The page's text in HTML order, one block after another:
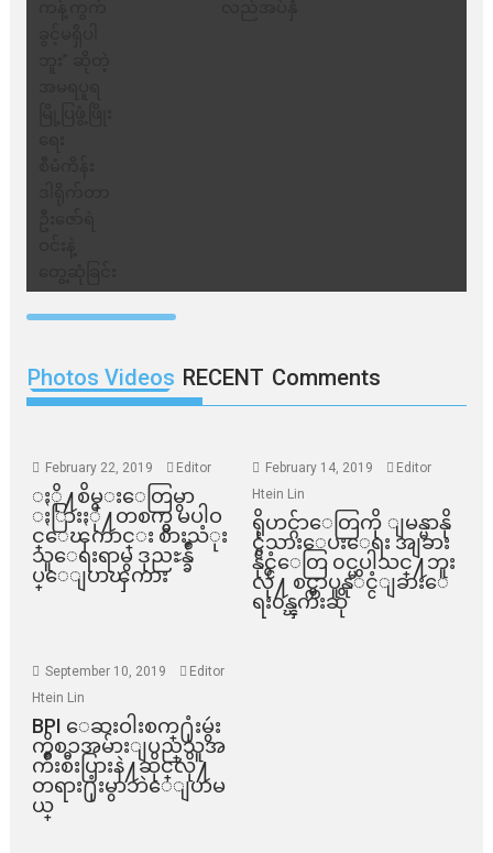
Photos Videos RECENT Comments
February 22, 2019 Editor
ႏို႔စိမ္းေတြမွာ
ႏြားႏို႔တစက္မွ မပါဝ
င္ေၾကာင္း စားသံုး
သူေရးရာမွ ဒုညႊန္ခ်ဳ
ပ္ေျပာၾကား
February 14, 2019
Editor
Htein Lin
ရိုဟင္ဂ်ာေတြကို ျမန္မာနို
င္ငံသားေပးေရး အျခား
နိုင္ငံေတြ ၀င္မပါသင္႔ဘူး
လို႔ စင္ကာပူနုိင္ငံျခားေ
ရး၀န္ၾကီးဆို
September 10, 2019
Editor
Htein Lin
BPI ​ေဆးဝါးစက္​႐ုံးမွဴး
ကိစၥအမ်ားျပည္​သူအ
က်ိဳးစီးပြားနဲ႔ဆိုင္​လို႔
တရား႐ုံးမွာဘဲေျပာမ
ယ္​